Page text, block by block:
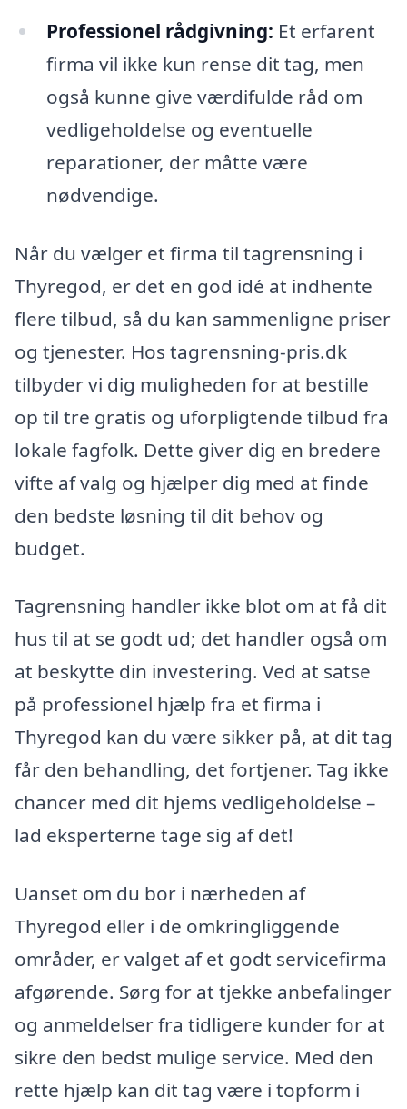
Professionel rådgivning: Et erfarent
firma vil ikke kun rense dit tag, men
også kunne give værdifulde råd om
vedligeholdelse og eventuelle
reparationer, der måtte være
nødvendige.
Når du vælger et firma til tagrensning i
Thyregod, er det en god idé at indhente
flere tilbud, så du kan sammenligne priser
og tjenester. Hos tagrensning-pris.dk
tilbyder vi dig muligheden for at bestille
op til tre gratis og uforpligtende tilbud fra
lokale fagfolk. Dette giver dig en bredere
vifte af valg og hjælper dig med at finde
den bedste løsning til dit behov og
budget.
Tagrensning handler ikke blot om at få dit
hus til at se godt ud; det handler også om
at beskytte din investering. Ved at satse
på professionel hjælp fra et firma i
Thyregod kan du være sikker på, at dit tag
får den behandling, det fortjener. Tag ikke
chancer med dit hjems vedligeholdelse –
lad eksperterne tage sig af det!
Uanset om du bor i nærheden af
Thyregod eller i de omkringliggende
områder, er valget af et godt servicefirma
afgørende. Sørg for at tjekke anbefalinger
og anmeldelser fra tidligere kunder for at
sikre den bedst mulige service. Med den
rette hjælp kan dit tag være i topform i